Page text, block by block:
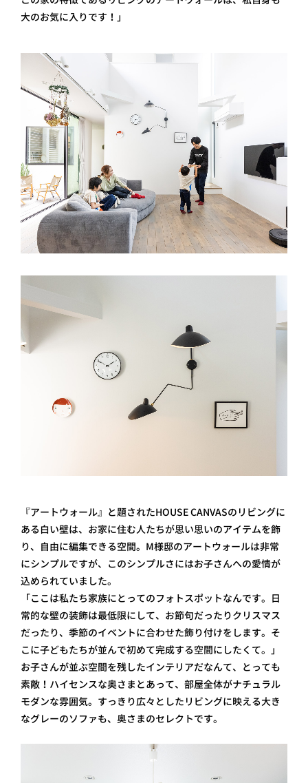
大のお気に入りです！」
『アートウォール』と題されたHOUSE CANVAS のリビングに
ある白い壁は、お家に住む人たちが思い思いのアイテムを飾
り、自由に編集できる空間。M様邸のアートウォールは非常
にシンプルですが、このシンプルさにはお子さんへの愛情が
込められていました。
「ここは私たち家族にとってのフォトスポットなんです。日
常的な壁の装飾は最低限にして、お節句だったりクリスマス
だったり、季節のイベントに合わせた飾り付けをします。そ
こに子どもたちが並んで初めて完成する空間にしたくて。」
お子さんが並ぶ空間を残したインテリアだなんて、とっても
素敵！ハイセンスな奥さまとあって、部屋全体がナチュラル
モダンな雰囲気。すっきり広々としたリビングに映える大き
なグレーのソファも、奥さまのセレクトです。